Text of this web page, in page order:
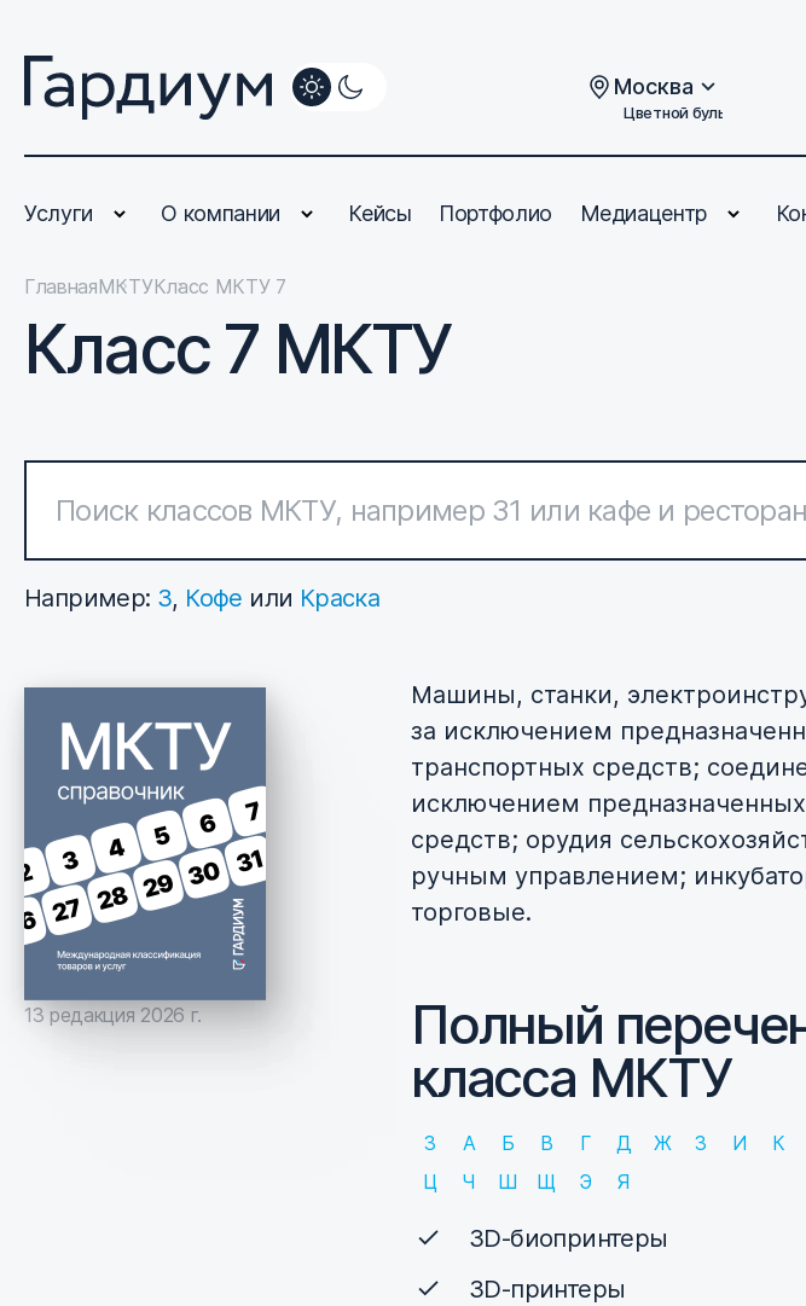
Москва
Цветной бульвар, дом 2
Услуги О компании Кейсы Портфолио Медиацентр
ГлавнаяМКТУКласс МКТУ 7
Класс 7 МКТУ
Например: 3, Кофе или Краска
Машины, станки,
за исключением
транспортных средств;
исключением
средств; орудия
ручным управлением;
торговые.
13 редакция 2026 г.
Полный
класса МКТУ
3 А Б В Г Д Ж З И К
Ц
Ч Ш Щ Э Я
3D-биопринтеры
3D-принтеры